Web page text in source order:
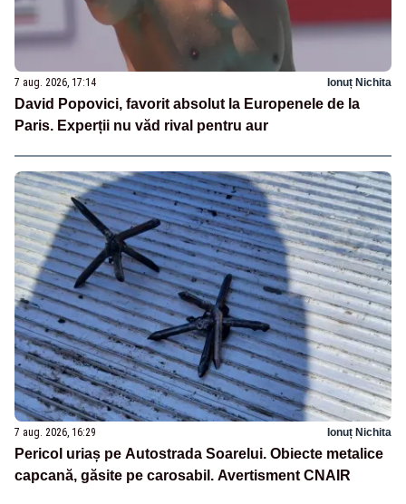
7 aug. 2026, 17:14 Ionuț Nichita
David Popovici, favorit absolut la Europenele de la
Paris. Experții nu văd rival pentru aur
7 aug. 2026, 16:29 Ionuț Nichita
Pericol uriaș pe Autostrada Soarelui. Obiecte metalice
capcană, găsite pe carosabil. Avertisment CNAIR